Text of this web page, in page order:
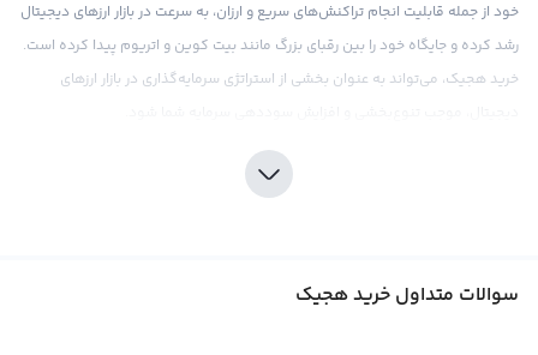
خود از جمله قابلیت انجام تراکنش‌های سریع و ارزان، به سرعت در بازار ارزهای دیجیتال
رشد کرده و جایگاه خود را بین رقبای بزرگ مانند بیت کوین و اتریوم پیدا کرده است.
خرید هجیک، می‌تواند به عنوان بخشی از استراتژی سرمایه‌گذاری در بازار ارزهای
صرافی رابکس، با ارائه خدمات مطلوب خرید و فروش هجیک، به شما این امکان را
می‌دهد تا با اطمینان خاطر، به خرید این ارز جذاب بپردازید. با توجه به کارمزد پایین و
با ارائه ابزارهای تحلیلی و اطلاعات به روز، به شما کاربران گرامی، این امکان را می‌دهد
سوالات متداول خرید هجیک